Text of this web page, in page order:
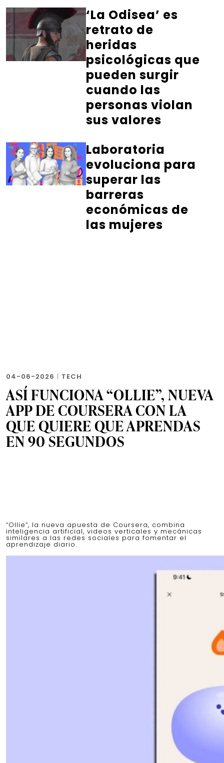
‘La Odisea’ es
retrato de
heridas
psicológicas que
pueden surgir
cuando las
personas violan
sus valores
Laboratoria
evoluciona para
superar las
barreras
económicas de
las mujeres
04-06-2026 | TECH
ASÍ FUNCIONA “OLLIE”, NUEVA
APP DE COURSERA CON LA
QUE QUIERE QUE APRENDAS
EN 90 SEGUNDOS
“Ollie”, la nueva apuesta de Coursera, combina
inteligencia artificial, videos verticales y mecánicas
similares a las redes sociales para fomentar el
aprendizaje diario.